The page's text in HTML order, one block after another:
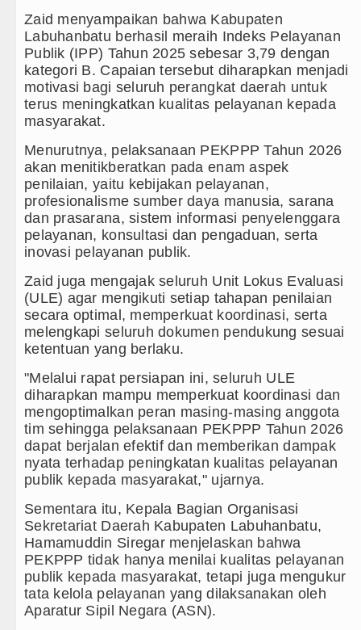
Tujuh Tewas dalam Penembakan
Bayern Munich Menang Tipis Atas
Masyarakat Desak APH Bongkar
Dugaan Penyimpangan Dana BOS
Risiko Tertular HIV/AIDS Melalui
Liverpool vs Monaco Laga
Manchester City vs Atletico Madrid
Zaid menyampaikan bahwa Kabupaten
Labuhanbatu berhasil meraih Indeks Pelayanan
Publik (IPP) Tahun 2025 sebesar 3,79 dengan
kategori B. Capaian tersebut diharapkan menjadi
motivasi bagi seluruh perangkat daerah untuk
terus meningkatkan kualitas pelayanan kepada
masyarakat.
Menurutnya, pelaksanaan PEKPPP Tahun 2026
akan menitikberatkan pada enam aspek
penilaian, yaitu kebijakan pelayanan,
profesionalisme sumber daya manusia, sarana
dan prasarana, sistem informasi penyelenggara
pelayanan, konsultasi dan pengaduan, serta
inovasi pelayanan publik.
Zaid juga mengajak seluruh Unit Lokus Evaluasi
(ULE) agar mengikuti setiap tahapan penilaian
secara optimal, memperkuat koordinasi, serta
melengkapi seluruh dokumen pendukung sesuai
ketentuan yang berlaku.
"Melalui rapat persiapan ini, seluruh ULE
diharapkan mampu memperkuat koordinasi dan
mengoptimalkan peran masing-masing anggota
tim sehingga pelaksanaan PEKPPP Tahun 2026
dapat berjalan efektif dan memberikan dampak
nyata terhadap peningkatan kualitas pelayanan
publik kepada masyarakat," ujarnya.
Sementara itu, Kepala Bagian Organisasi
Sekretariat Daerah Kabupaten Labuhanbatu,
Hamamuddin Siregar menjelaskan bahwa
PEKPPP tidak hanya menilai kualitas pelayanan
publik kepada masyarakat, tetapi juga mengukur
tata kelola pelayanan yang dilaksanakan oleh
Aparatur Sipil Negara (ASN).